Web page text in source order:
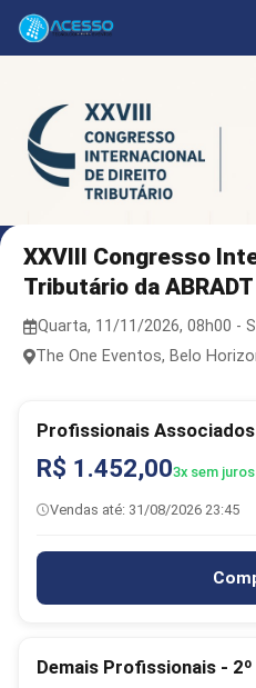
XXVIII Congresso
Tributário da ABRADT
Quarta, 11/11/2026, 08h00 -
The One Eventos, Belo
Profissionais​ Associados
R$ 1.452,003x sem juros
Vendas até: 31/08/2026 23:45
Demais Profissionais - 2º